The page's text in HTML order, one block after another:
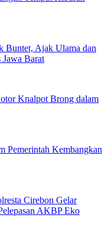
Buntet, Ajak Ulama dan
Barat
Knalpot Brong dalam
Pemerintah Kembangkan
Cirebon Gelar
AKBP Eko